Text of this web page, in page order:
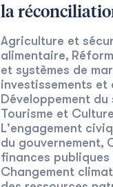
la
Agriculture et
alimentaire,
et systèmes de
investissements et
Développement
Tourisme et Culture
L'engagement
du gouvernement,
finances publiques
Changement